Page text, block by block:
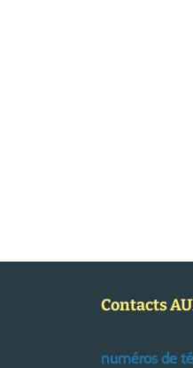
Contacts
numéros de